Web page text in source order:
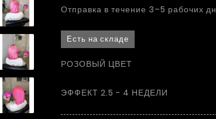
Отправка в течение 3–5 рабочих
Есть на складе
РОЗОВЫЙ ЦВЕТ
ЭФФЕКТ 2.5 - 4 НЕДЕЛИ